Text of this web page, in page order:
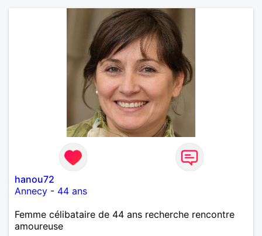
hanou72
Annecy - 44 ans
Femme célibataire de 44 ans recherche rencontre
amoureuse